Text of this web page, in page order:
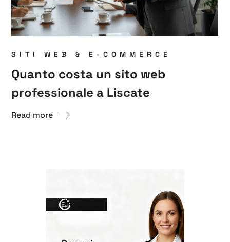
SITI WEB & E-COMMERCE
Quanto costa un sito web
professionale a Liscate
Read more